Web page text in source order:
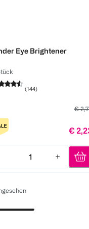
Eye Brightener
(144)
€
€
1
Quantity: 1